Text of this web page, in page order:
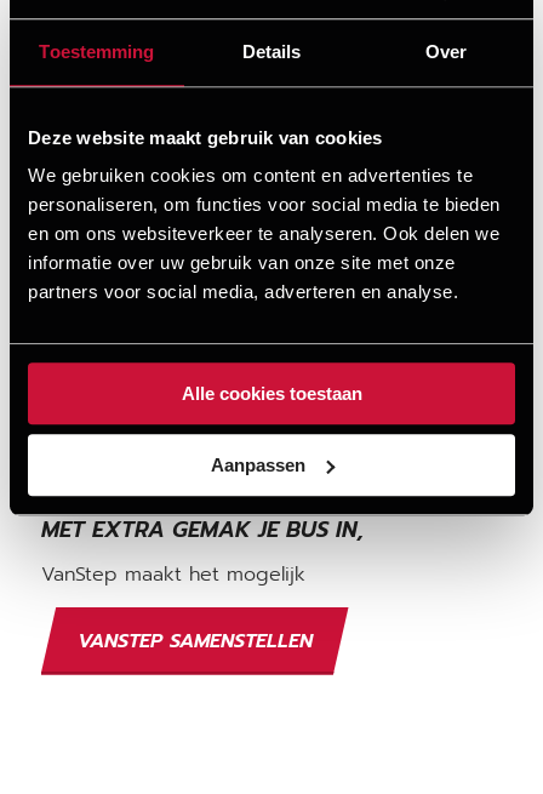
Toestemming Details Over
Deze website maakt gebruik van cookies
We gebruiken cookies om content en advertenties te
personaliseren, om functies voor social media te bieden
en om ons websiteverkeer te analyseren. Ook delen we
informatie over uw gebruik van onze site met onze
partners voor social media, adverteren en analyse.
Alle cookies toestaan
Aanpassen
gereedschappen nooit meer kwijt.
€ 705,-
MET EXTRA GEMAK JE BUS IN,
VanStep maakt het mogelijk
VANSTEP SAMENSTELLEN